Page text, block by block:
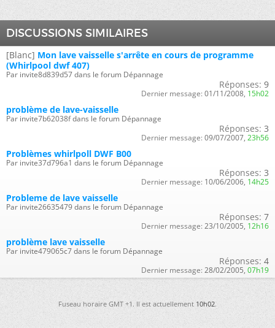
DISCUSSIONS SIMILAIRES
[Blanc] Mon lave vaisselle s'arrête en cours de programme
(Whirlpool dwf 407)
Par invite8d839d57 dans le forum Dépannage
Réponses: 9
Dernier message: 01/11/2008, 15h02
problème de lave-vaisselle
Par invite7b62038f dans le forum Dépannage
Réponses: 3
Dernier message: 09/07/2007, 23h56
Problèmes whirlpoll DWF B00
Par invite37d796a1 dans le forum Dépannage
Réponses: 3
Dernier message: 10/06/2006, 14h25
Probleme de lave vaisselle
Par invite26635479 dans le forum Dépannage
Réponses: 7
Dernier message: 23/10/2005, 12h16
problème lave vaisselle
Par invite479065c7 dans le forum Dépannage
Réponses: 4
Dernier message: 28/02/2005, 07h19
Fuseau horaire GMT +1. Il est actuellement10h02.